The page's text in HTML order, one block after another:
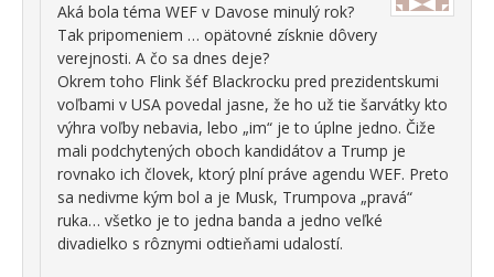
Aká bola téma WEF v Davose minulý rok?
Tak pripomeniem … opätovné získnie dôvery
verejnosti. A čo sa dnes deje?
Okrem toho Flink šéf Blackrocku pred prezidentskumi
voľbami v USA povedal jasne, že ho už tie šarvátky kto
výhra voľby nebavia, lebo „im“ je to úplne jedno. Čiže
mali podchytených oboch kandidátov a Trump je
rovnako ich človek, ktorý plní práve agendu WEF. Preto
sa nedivme kým bol a je Musk, Trumpova „pravá“
ruka… všetko je to jedna banda a jedno veľké
divadielko s rôznymi odtieňami udalostí.